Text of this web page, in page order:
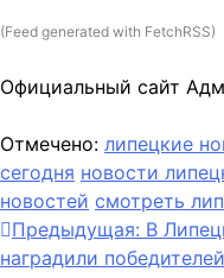
(Feed generated with FetchRSS)
Официальный сайт
Отмечено: липецкие
сегодня новости
новостей смотреть
Навигация
Предыдущая: В
наградили победителей